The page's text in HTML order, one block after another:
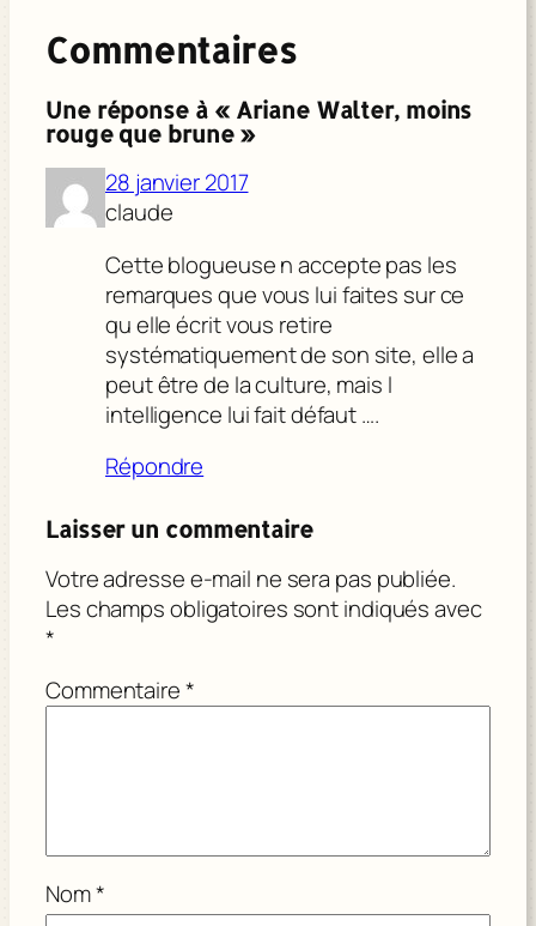
Commentaires
Une réponse à « Ariane Walter, moins
rouge que brune »
28 janvier 2017
claude
Cette blogueuse n accepte pas les
remarques que vous lui faites sur ce
qu elle écrit vous retire
systématiquement de son site, elle a
peut être de la culture, mais l
intelligence lui fait défaut ….
Répondre
Laisser un commentaire
Votre adresse e-mail ne sera pas publiée.
Les champs obligatoires sont indiqués avec
*
Commentaire*
Nom*